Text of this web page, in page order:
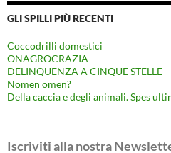
GLI SPILLI PIÙ RECENTI
Coccodrilli domestici
ONAGROCRAZIA
DELINQUENZA A CINQUE STELLE
Nomen omen?
Della caccia e degli animali. Spes
Iscriviti alla nostra